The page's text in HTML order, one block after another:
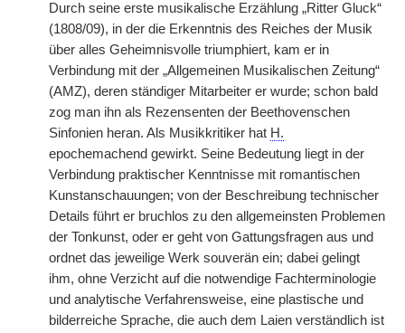
Durch seine erste musikalische Erzählung „Ritter Gluck“
(1808/09), in der die Erkenntnis des Reiches der Musik
über alles Geheimnisvolle triumphiert, kam er in
Verbindung mit der „Allgemeinen Musikalischen Zeitung“
(AMZ), deren ständiger Mitarbeiter er wurde; schon bald
zog man ihn als Rezensenten der Beethovenschen
Sinfonien heran. Als Musikkritiker hat H.
epochemachend gewirkt. Seine Bedeutung liegt in der
Verbindung praktischer Kenntnisse mit romantischen
Kunstanschauungen; von der Beschreibung technischer
Details führt er bruchlos zu den allgemeinsten Problemen
der Tonkunst, oder er geht von Gattungsfragen aus und
ordnet das jeweilige Werk souverän ein; dabei gelingt
ihm, ohne Verzicht auf die notwendige Fachterminologie
und analytische Verfahrensweise, eine plastische und
bilderreiche Sprache, die auch dem Laien verständlich ist